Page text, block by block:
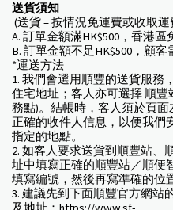
送貨須知
(送貨 – 按情況免運費或收取運
A. 訂單金額滿HK$500，香港區
B. 訂單金額不足HK$500，顧客
*運送方法
1. 我們會選用順豐的送貨服務
住宅地址；客人亦可選擇 順
務點)。結帳時，客人須於頁
正確的收件人信息，以便我們
指定的地點。
2. 如客人要求送貨到順豐站、
址中填寫正確的順豐站／順便
填寫編號，然後再寫準確的位
3. 建議先到下面順豐官方網站